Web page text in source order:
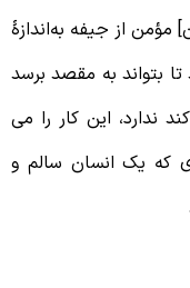
از جیفه به‌اندازۀ
به مقصد برسد
این کار را می
یک انسان سالم و